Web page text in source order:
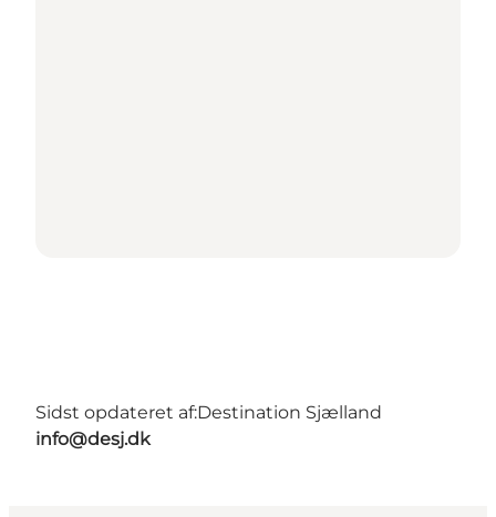
Sidst opdateret af:Destination Sjælland
info@desj.dk